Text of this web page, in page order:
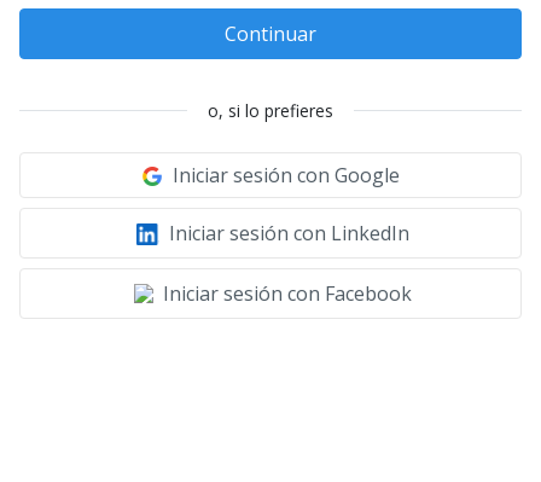
Continuar
o, si lo prefieres
Iniciar sesión con Google
Iniciar sesión con LinkedIn
Iniciar sesión con Facebook